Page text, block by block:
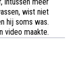
wist niet
hij soms was.
video maakte.